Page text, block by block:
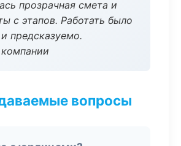
прозрачная смета и
с этапов. Работать было
предсказуемо.
вопросы